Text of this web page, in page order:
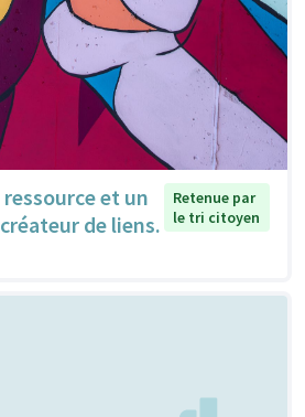
et un
de liens.
Retenue par
le tri citoyen